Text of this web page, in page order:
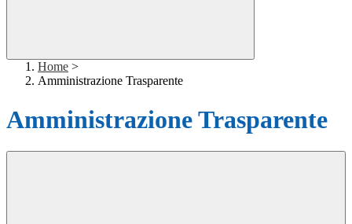
Home >
Amministrazione Trasparente
Amministrazione Trasparente